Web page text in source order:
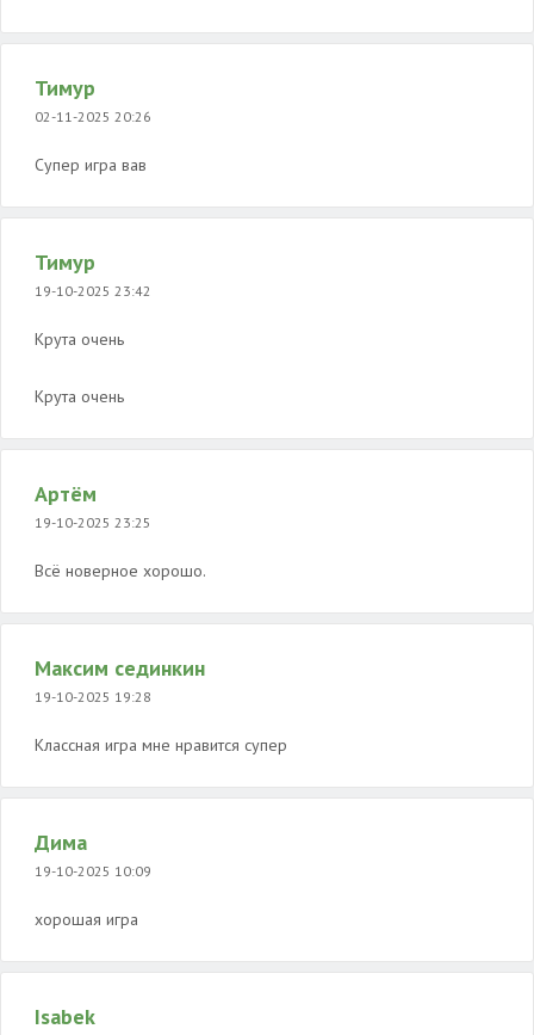
Тимур
02-11-2025 20:26
Супер игра вав
Тимур
19-10-2025 23:42
Крута очень
Крута очень
Артём
19-10-2025 23:25
Всё новерное хорошо.
Максим сединкин
19-10-2025 19:28
Классная игра мне нравится супер
Дима
19-10-2025 10:09
хорошая игра
Isabek